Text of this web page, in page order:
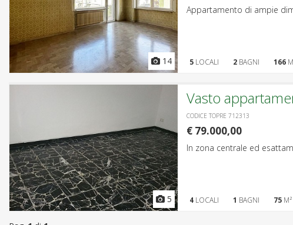
14 5 LOCALI 2 BAGNI 166
Appartamento di ampie
5
Vasto
CODICE TOPRE 712313
€ 79.000,00
4 LOCALI 1 BAGNI 75 M²
In zona centrale ed